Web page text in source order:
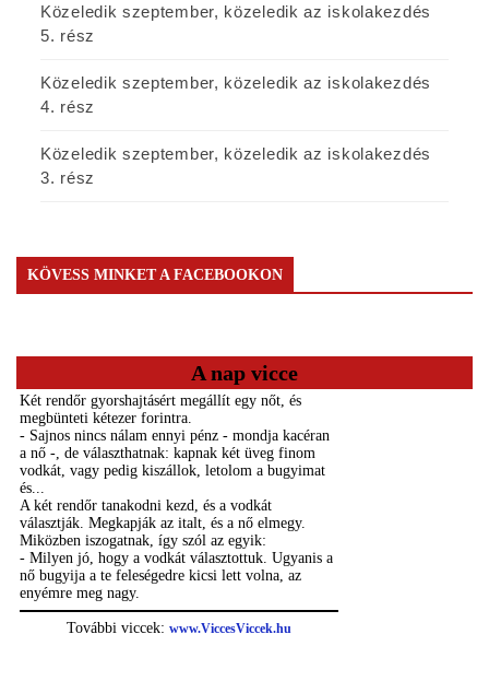
Közeledik szeptember, közeledik az iskolakezdés
5. rész
Közeledik szeptember, közeledik az iskolakezdés
4. rész
Közeledik szeptember, közeledik az iskolakezdés
3. rész
KÖVESS MINKET A FACEBOOKON
A nap vicce